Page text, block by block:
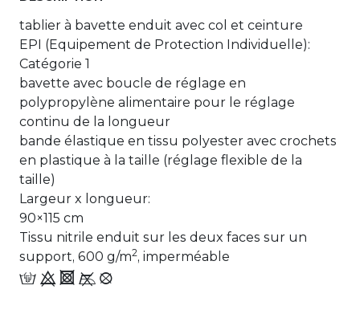
tablier à bavette enduit avec col et ceinture
EPI (Equipement de Protection Individuelle):
Catégorie 1
bavette avec boucle de réglage en
polypropylène alimentaire pour le réglage
continu de la longueur
bande élastique en tissu polyester avec crochets
en plastique à la taille (réglage flexible de la
taille)
Largeur x longueur:
90×115 cm
Tissu nitrile enduit sur les deux faces sur un
support, 600 g/m2, imperméable
w 9 4 y_&